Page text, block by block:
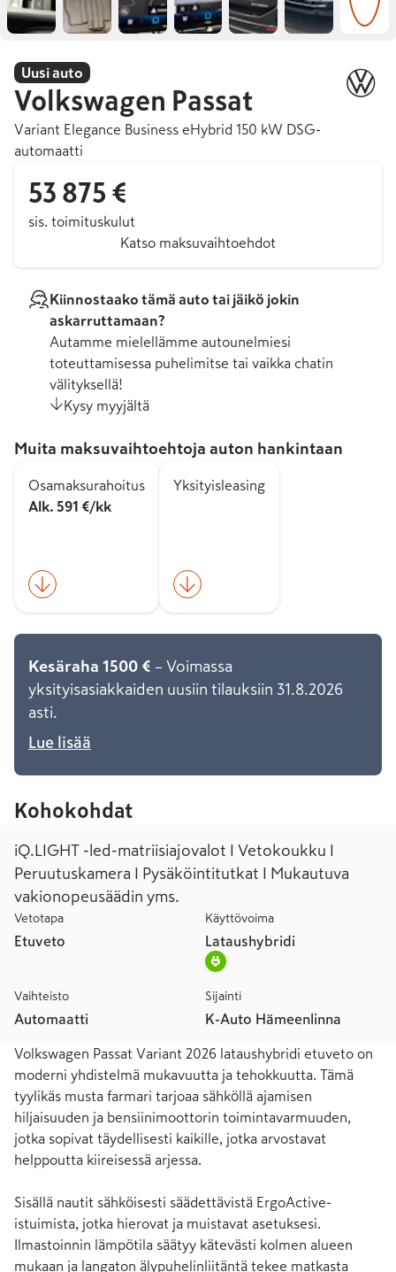
Uusi auto
Volkswagen Passat
Variant Elegance Business eHybrid 150 kW DSG-
automaatti
53 875 €
sis. toimituskulut
Katso maksuvaihtoehdot
Kiinnostaako tämä auto tai jäikö jokin
askarruttamaan?
Autamme mielellämme autounelmiesi
toteuttamisessa puhelimitse tai vaikka chatin
välityksellä!
Kysy myyjältä
Muita maksuvaihtoehtoja auton hankintaan
Osamaksurahoitus
Alk. 591 €/kk
Yksityisleasing
Kesäraha 1500 € – Voimassa
yksityisasiakkaiden uusiin tilauksiin 31.8.2026
asti.
Lue lisää
Kohokohdat
iQ.LIGHT -led-matriisiajovalot I Vetokoukku I
Peruutuskamera I Pysäköintitutkat I Mukautuva
vakionopeusäädin yms.
Vetotapa
Etuveto
Käyttövoima
Lataushybridi
Vaihteisto
Automaatti
Sijainti
K-Auto Hämeenlinna
Volkswagen Passat Variant 2026 lataushybridi etuveto on
moderni yhdistelmä mukavuutta ja tehokkuutta. Tämä
tyylikäs musta farmari tarjoaa sähköllä ajamisen
hiljaisuuden ja bensiinimoottorin toimintavarmuuden,
jotka sopivat täydellisesti kaikille, jotka arvostavat
helppoutta kiireisessä arjessa.
Sisällä nautit sähköisesti säädettävistä ErgoActive-
istuimista, jotka hierovat ja muistavat asetuksesi.
Ilmastoinnin lämpötila säätyy kätevästi kolmen alueen
mukaan ja langaton älypuhelinliitäntä tekee matkasta